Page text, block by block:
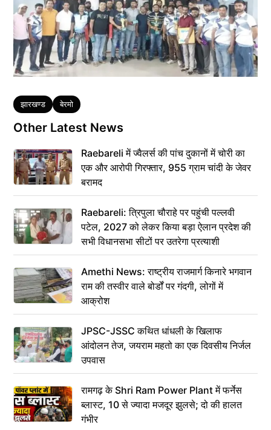
Tags
झारखण्ड बेरमो
Other Latest News
Raebareli में ज्वैलर्स की पांच दुकानों में चोरी का
एक और आरोपी गिरफ्तार, 955 ग्राम चांदी के जेवर
बरामद
Raebareli: त्रिपुला चौराहे पर पहुंची पल्लवी
पटेल, 2027 को लेकर किया बड़ा ऐलान प्रदेश की
सभी विधानसभा सीटों पर उतरेगा प्रत्याशी
Amethi News: राष्ट्रीय राजमार्ग किनारे भगवान
राम की तस्वीर वाले बोर्डों पर गंदगी, लोगों में
आक्रोश
JPSC-JSSC कथित धांधली के खिलाफ
आंदोलन तेज, जयराम महतो का एक दिवसीय निर्जल
उपवास
रामगढ़ के Shri Ram Power Plant में फर्नेस
ब्लास्ट, 10 से ज्यादा मजदूर झुलसे; दो की हालत
गंभीर